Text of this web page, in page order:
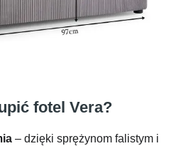
fotel Vera?
– dzięki sprężynom falistym i